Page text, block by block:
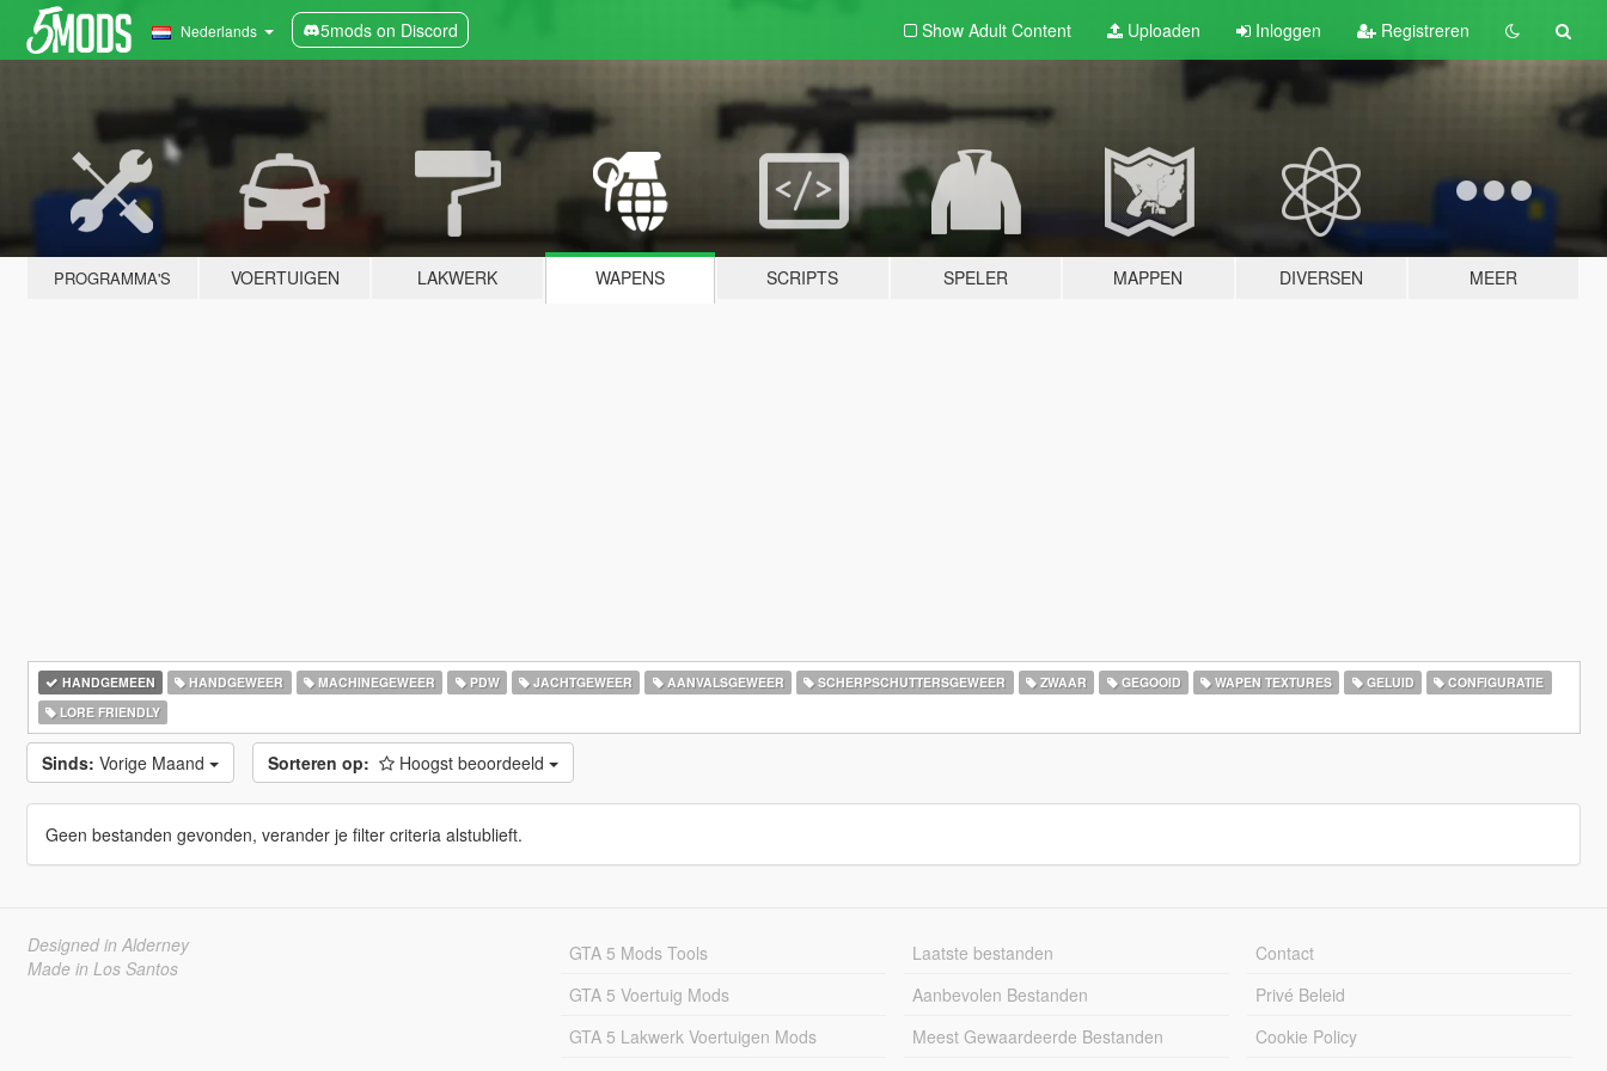
Nederlands 5mods on Discord Show Adult Content Uploaden Inloggen Registreren
PROGRAMMA'S VOERTUIGEN LAKWERK WAPENS SCRIPTS SPELER MAPPEN DIVERSEN MEER
HANDGEMEEN HANDGEWEER MACHINEGEWEER PDW JACHTGEWEER AANVALSGEWEER SCHERPSCHUTTERSGEWEER ZWAAR GEGOOID WAPEN TEXTURES GELUID
CONFIGURATIE
LORE FRIENDLY
Sinds: Vorige Maand Sorteren op: Hoogst beoordeeld
Geen bestanden gevonden, verander je filter criteria alstublieft.
Designed in Alderney
Made in Los Santos
GTA 5 Mods Tools
GTA 5 Voertuig Mods
GTA 5 Lakwerk Voertuigen Mods
Laatste bestanden
Aanbevolen Bestanden
Meest Gewaardeerde Bestanden
Contact
Privé Beleid
Cookie Policy